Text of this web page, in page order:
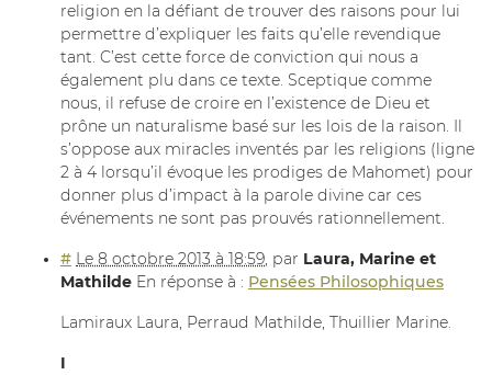
religion en la défiant de trouver des raisons pour lui
permettre d’expliquer les faits qu’elle revendique
tant. C’est cette force de conviction qui nous a
également plu dans ce texte. Sceptique comme
nous, il refuse de croire en l’existence de Dieu et
prône un naturalisme basé sur les lois de la raison. Il
s’oppose aux miracles inventés par les religions (ligne
2 à 4 lorsqu’il évoque les prodiges de Mahomet) pour
donner plus d’impact à la parole divine car ces
événements ne sont pas prouvés rationnellement.
# Le 8 octobre 2013 à 18:59, par Laura, Marine et
Mathilde En réponse à : Pensées Philosophiques
Lamiraux Laura, Perraud Mathilde, Thuillier Marine.
I